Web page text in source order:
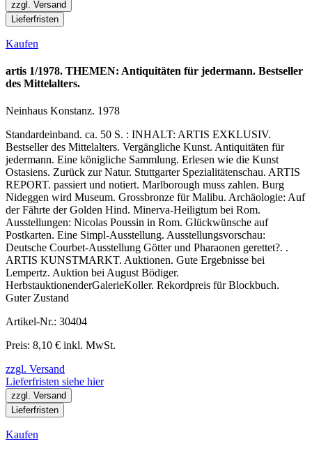
zzgl. Versand
Lieferfristen
Kaufen
artis 1/1978. THEMEN: Antiquitäten für jedermann. Bestseller
des Mittelalters.
Neinhaus Konstanz. 1978
Standardeinband. ca. 50 S. : INHALT: ARTIS EXKLUSIV.
Bestseller des Mittelalters. Vergängliche Kunst. Antiquitäten für
jedermann. Eine königliche Sammlung. Erlesen wie die Kunst
Ostasiens. Zurück zur Natur. Stuttgarter Spezialitätenschau. ARTIS
REPORT. passiert und notiert. Marlborough muss zahlen. Burg
Nideggen wird Museum. Grossbronze für Malibu. Archäologie: Auf
der Fährte der Golden Hind. Minerva-Heiligtum bei Rom.
Ausstellungen: Nicolas Poussin in Rom. Glückwünsche auf
Postkarten. Eine Simpl-Ausstellung. Ausstellungsvorschau:
Deutsche Courbet-Ausstellung Götter und Pharaonen gerettet?. .
ARTIS KUNSTMARKT. Auktionen. Gute Ergebnisse bei
Lempertz. Auktion bei August Bödiger.
HerbstauktionenderGalerieKoller. Rekordpreis für Blockbuch.
Guter Zustand
Artikel-Nr.: 30404
Preis: 8,10 € inkl. MwSt.
zzgl. Versand
Lieferfristen siehe hier
zzgl. Versand
Lieferfristen
Kaufen